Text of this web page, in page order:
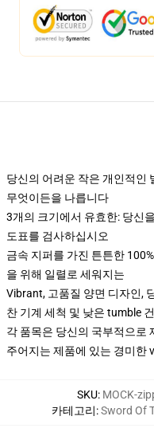
당신의 어려운 작은 개인적인
무엇이든을 나릅니다
3개의 크기에서 유효한: 당신
도표를 검사하십시오
금속 지퍼를 가진 튼튼한
을 위해 일렬로 세워지는
Vibrant, 고품질 양면 디자인,
찬 기계 세척 및 낮은 tumble
각 품목은 당신의 국부적으로
주어지는 제품에 있는 경미한
SKU: MOCK-
카테고리:Sword Of